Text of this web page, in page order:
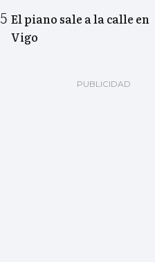
El piano sale a la calle en
Vigo